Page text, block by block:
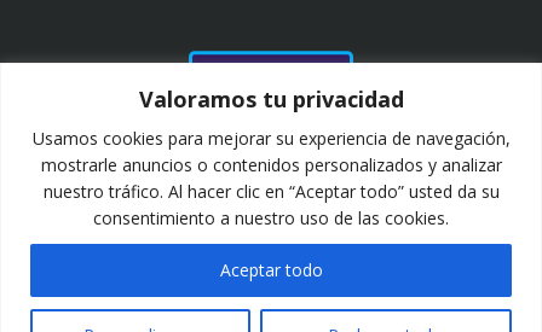
Valoramos tu privacidad
Usamos cookies para mejorar su experiencia de navegación,
mostrarle anuncios o contenidos personalizados y analizar
nuestro tráfico. Al hacer clic en “Aceptar todo” usted da su
consentimiento a nuestro uso de las cookies.
Aceptar todo
CLIENTES Y
DESDE 2011